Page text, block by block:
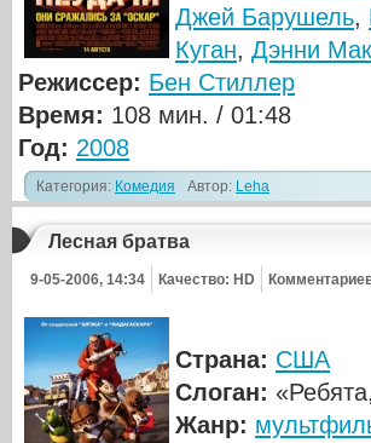
Джей Барушель,
Куган, Дэнни
Режиссер: Бен Стиллер
Время: 108 мин. / 01:48
Год: 2008
Категория: Комедия Автор: Leha
Лесная братва
9-05-2006, 14:34 Качество: HD
Страна: США
Слоган:
Жанр: